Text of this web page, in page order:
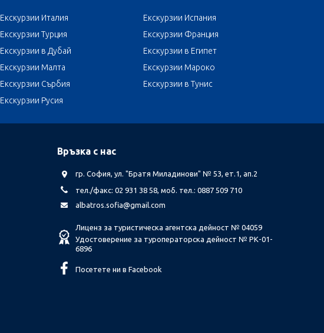
Екскурзии Италия
Екскурзии Испания
Екскурзии Турция
Екскурзии Франция
Екскурзии в Дубай
Екскурзии в Египет
Екскурзии Малта
Екскурзии Мароко
Екскурзии Сърбия
Екскурзии в Тунис
Екскурзии Русия
Връзка с нас
гр. София, ул. "Братя Миладинови" № 53, ет.1, ап.2
тел./факс: 02 931 38 58, моб. тел.: 0887 509 710
albatros.sofia@gmail.com
Лиценз за туристическа агентска дейност № 04059
Удостоверение за туроператорска дейност № РК-01-
6896
Посетете ни в Facebook